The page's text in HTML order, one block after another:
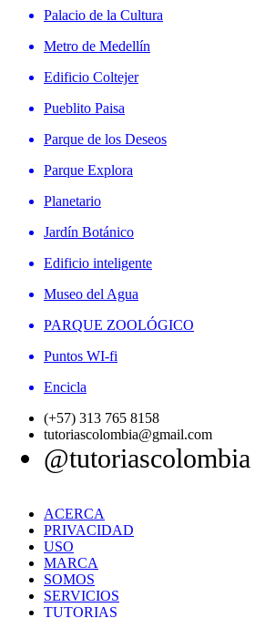
Palacio de la Cultura
Metro de Medellín
Edificio Coltejer
Pueblito Paisa
Parque de los Deseos
Parque Explora
Planetario
Jardín Botánico
Edificio inteligente
Museo del Agua
PARQUE ZOOLÓGICO
Puntos WI-fi
Encicla
(+57) 313 765 8158
tutoriascolombia@gmail.com
@tutoriascolombia
ACERCA
PRIVACIDAD
USO
MARCA
SOMOS
SERVICIOS
TUTORIAS